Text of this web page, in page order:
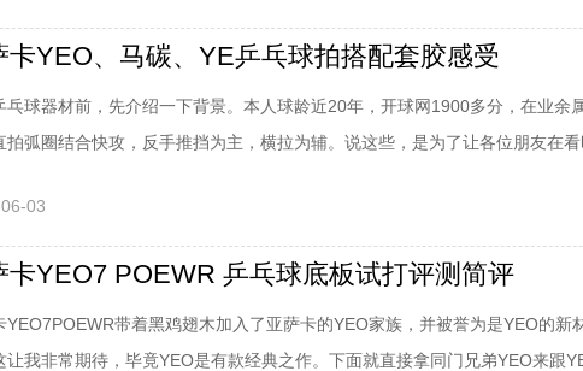
”。传说只有经过专业训练的人
卡YEO、马碳、YE乒乓球拍搭配套胶感受
乓球器材前，先介绍一下背景。本人球龄近20年，开球网1900多分，在业余
拍弧圈结合快攻，反手推挡为主，横拉为辅。说这些，是为了让各位朋友在
始使用亚萨卡球拍，YE3年，YCA3年，YEO4年。其中，YE、YCA经手的球
手的球拍到目前为止近20块。
03
卡YEO7 POEWR 乒乓球底板试打评测简评
YEO7POEWR带着黑鸡翅木加入了亚萨卡的YEO家族，并被誉为是YEO的新
让我非常期待，毕竟YEO是有款经典之作。下面就直接拿同门兄弟YEO来跟